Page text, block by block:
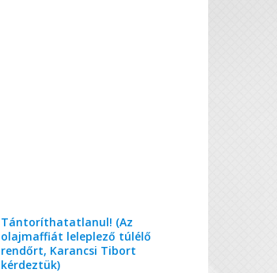
Tántoríthatatlanul! (Az
olajmaffiát leleplező túlélő
rendőrt, Karancsi Tibort
kérdeztük)